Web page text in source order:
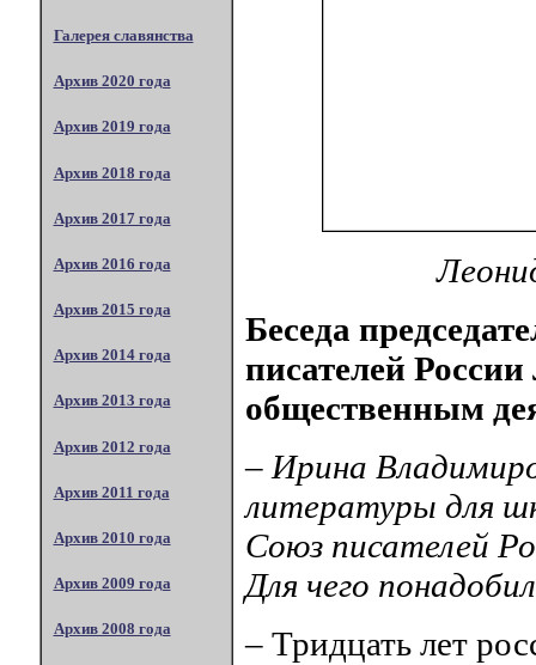
Галерея славянства
Архив 2020 года
Архив 2019 года
Архив 2018 года
Архив 2017 года
Архив 2016 года
Архив 2015 года
Архив 2014 года
Архив 2013 года
Архив 2012 года
Архив 2011 года
Архив 2010 года
Архив 2009 года
Архив 2008 года
Беседа
писателей
общественным
– Ирина
литературы для
Союз писателей
Для чего
– Тридцать лет